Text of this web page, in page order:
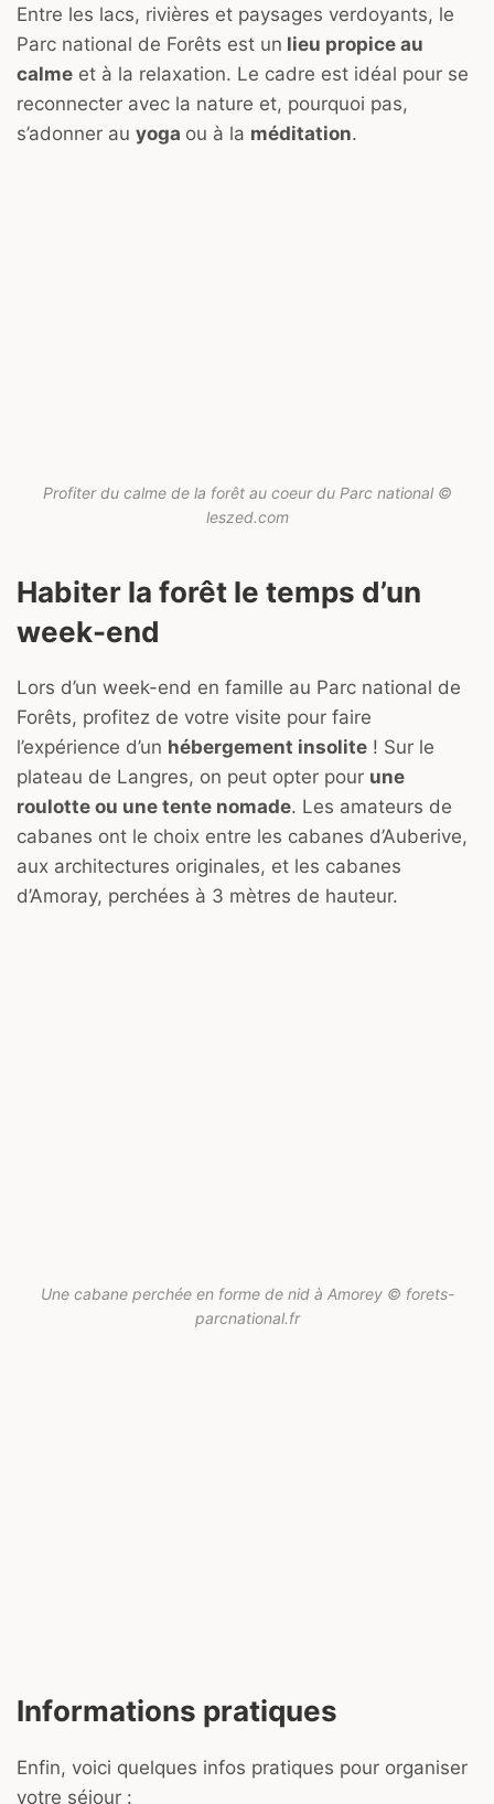
Entre les lacs, rivières et paysages verdoyants, le
Parc national de Forêts est un lieu propice au
calme et à la relaxation. Le cadre est idéal pour se
reconnecter avec la nature et, pourquoi pas,
s’adonner au yoga ou à la méditation.
Profiter du calme de la forêt au coeur du Parc national ©
leszed.com
Habiter la forêt le temps d’un
week-end
Lors d’un week-end en famille au Parc national de
Forêts, profitez de votre visite pour faire
l’expérience d’un hébergement insolite ! Sur le
plateau de Langres, on peut opter pour une
roulotte ou une tente nomade. Les amateurs de
cabanes ont le choix entre les cabanes d’Auberive,
aux architectures originales, et les cabanes
d’Amoray, perchées à 3 mètres de hauteur.
Une cabane perchée en forme de nid à Amorey © forets-
parcnational.fr
Informations pratiques
Enfin, voici quelques infos pratiques pour organiser
votre séjour :